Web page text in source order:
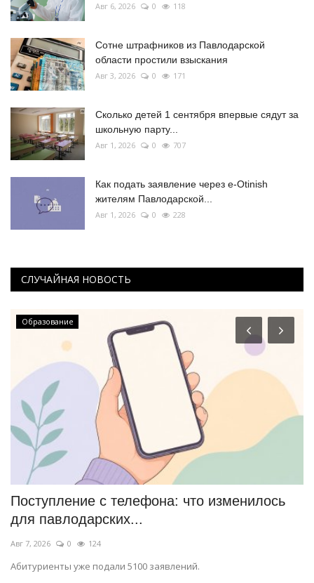
Авг 6, 2026 0 118
Сотне штрафников из Павлодарской
области простили взыскания
Авг 3, 2026 0 171
Сколько детей 1 сентября впервые сядут за
школьную парту...
Авг 1, 2026 0 707
Как подать заявление через e-Otinish
жителям Павлодарской...
Авг 1, 2026 0 228
СЛУЧАЙНАЯ НОВОСТЬ
Образование
Поступление с телефона: что изменилось
для павлодарских...
Авг 7, 2026 0 124
Абитуриенты уже подали 5100 заявлений.